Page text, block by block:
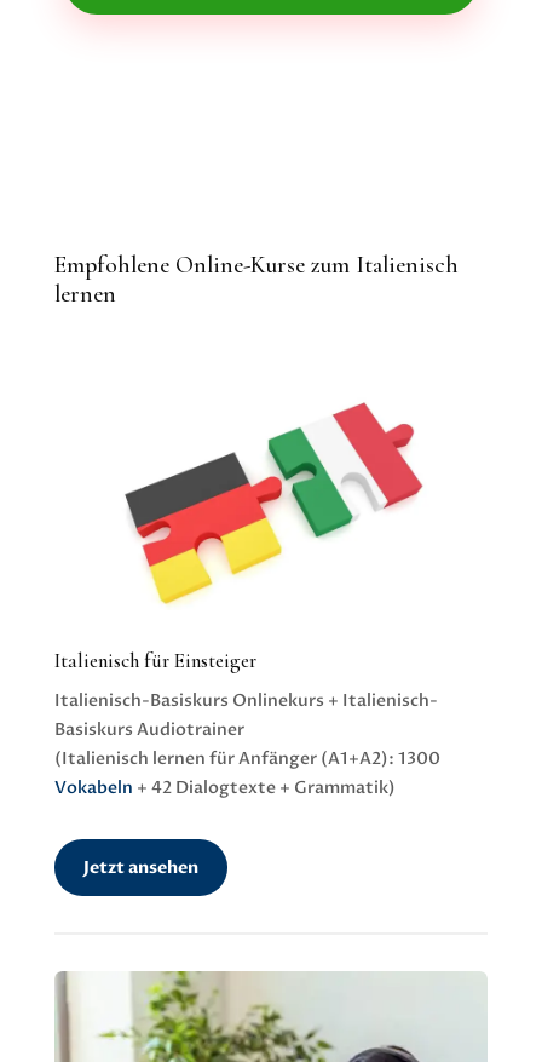
Empfohlene Online-Kurse zum Italienisch
lernen
Italienisch für Einsteiger
Italienisch-Basiskurs Onlinekurs + Italienisch-
Basiskurs Audiotrainer
(Italienisch lernen für Anfänger (A1+A2): 1300
Vokabeln + 42 Dialogtexte + Grammatik)
Jetzt ansehen